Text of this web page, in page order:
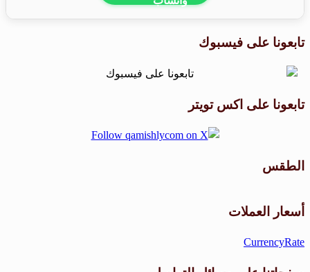
تابعونا على فيسبوك
تابعونا على اكس تويتر
الطقس
أسعار العملات
CurrencyRate